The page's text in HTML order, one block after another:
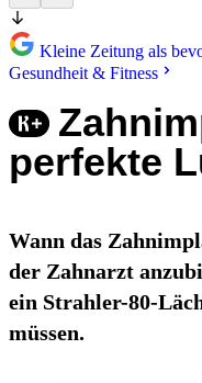
Kleine Zeitung als
Gesundheit & Fitness
perfekte
Wann das
der Zahnarzt
ein Strahler-80-
müssen.